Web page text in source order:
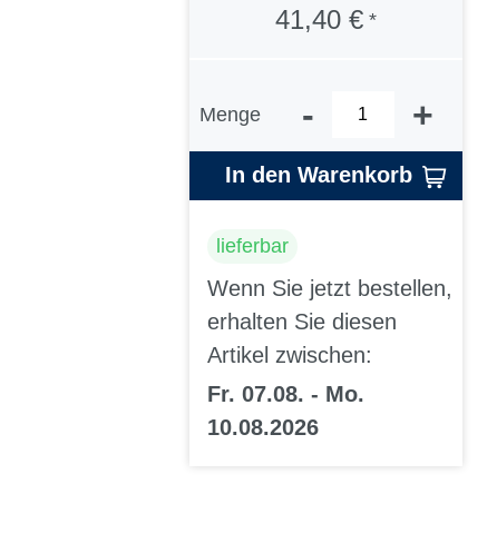
41,40 € *
Menge - +
In den Warenkorb
lieferbar
Wenn Sie jetzt bestellen,
erhalten Sie diesen
Artikel zwischen:
Fr. 07.08. - Mo.
10.08.2026